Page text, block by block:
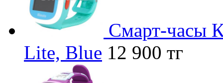
Смарт-часы
Lite, Blue 12 900 тг